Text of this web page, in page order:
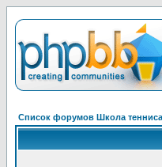
Список форумов Школа